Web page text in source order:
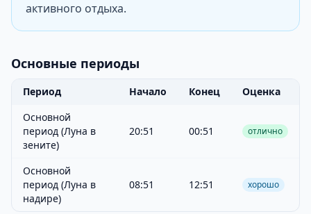
активного отдыха.
Основные периоды
Период Начало Конец
Оценка
Основной
период (Луна в
зените)
20:51 00:51 отлично
Основной
период (Луна в
надире)
08:51 12:51 хорошо